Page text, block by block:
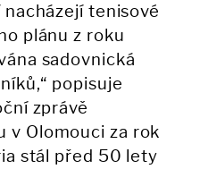
tenisové
plánu z roku
sadovnická
popisuje
zprávě
v Olomouci za rok
stál před 50 lety